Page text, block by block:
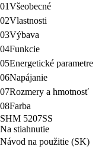
01Všeobecné
02Vlastnosti
03Výbava
04Funkcie
05Energetické parametre
06Napájanie
07Rozmery a hmotnosť
08Farba
SHM 5207SS
Na stiahnutie
Návod na použitie (SK)